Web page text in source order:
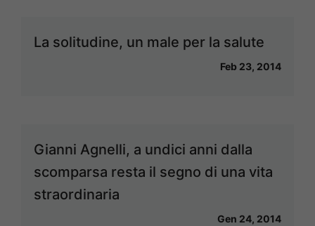
La solitudine, un male per la salute
Feb 23, 2014
Gianni Agnelli, a undici anni dalla
scomparsa resta il segno di una vita
straordinaria
Gen 24, 2014